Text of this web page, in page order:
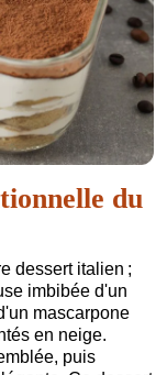
du
dessert italien ;
imbibée d'un
mascarpone
en neige.
puis